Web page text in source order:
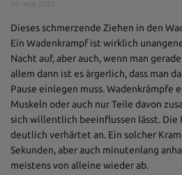
Dieses schmerzende Ziehen in den
Ein Wadenkrampf ist wirklich
Nacht auf, aber auch, wenn man
allem dann ist es ärgerlich, dass man
Pause einlegen muss. Wadenkrämpfe
Muskeln oder auch nur Teile davon
sich willentlich beeinflussen lässt. Die
deutlich verhärtet an. Ein solcher
Sekunden, aber auch minutenlang
meistens von alleine wieder ab.